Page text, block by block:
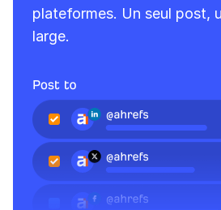
plateformes. Un seul post,
large.